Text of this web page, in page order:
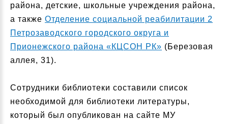
района, детские, школьные учреждения района,
а также Отделение социальной реабилитации 2
Петрозаводского городского округа и
Прионежского района «КЦСОН РК» (Березовая
аллея, 31).
Сотрудники библиотеки составили список
необходимой для библиотеки литературы,
который был опубликован на сайте МУ